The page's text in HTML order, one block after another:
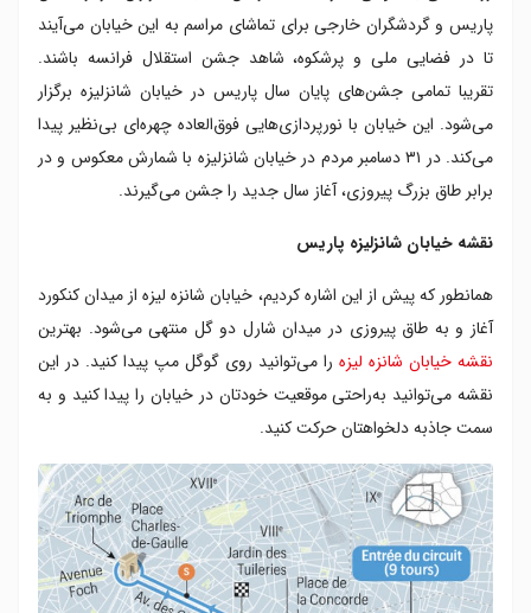
پاریس و گردشگران خارجی برای تماشای مراسم به این خیابان می‌آیند
تا در فضایی ملی و پرشکوه، شاهد جشن استقلال فرانسه باشند.
تقریبا تمامی جشن‌های پایان سال پاریس در خیابان شانزلیزه برگزار
می‌شود. این خیابان با نورپردازی‌هایی فوق‌العاده چهره‌ای بی‌نظیر پیدا
می‌کند. در ۳۱ دسامبر مردم در خیابان شانزلیزه با شمارش معکوس و در
برابر طاق بزرگ پیروزی، آغاز سال جدید را جشن می‌گیرند.
نقشه خیابان شانزلیزه پاریس
همانطور که پیش از این اشاره کردیم، خیابان شانزه لیزه از میدان کنکورد
آغاز و به طاق پیروزی در میدان شارل دو گل منتهی می‌شود. بهترین
نقشه خیابان شانزه لیزه را می‌توانید روی گوگل مپ پیدا کنید. در این
نقشه می‌توانید به‌راحتی موقعیت خودتان در خیابان را پیدا کنید و به
سمت جاذبه دلخواهتان حرکت کنید.